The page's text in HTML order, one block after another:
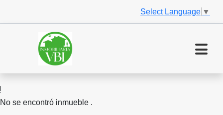
Select Language ▼
No se encontró inmueble .